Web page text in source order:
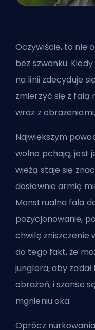
Oczywiście, to nie
bez szwanku.
na linii zdecyduje
zmierzyć się z falą
wraz z
Największym
wolno pchają, jest
wieżą staje się
dosłownie armię
Monstrualna fala
pozycjonowanie,
chwilę zniszczenie
do tego fakt, że
junglera, aby
obrażeń, i szanse
mgnieniu oka.
Oprócz